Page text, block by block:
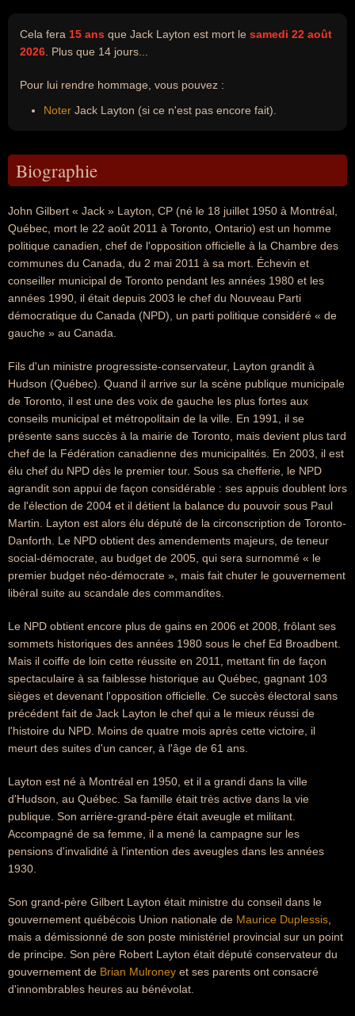
Cela fera 15 ans que Jack Layton est mort le samedi 22 août
2026 . Plus que 14 jours...
Pour lui rendre hommage, vous pouvez :
Noter Jack Layton (si ce n'est pas encore fait).
Biographie
John Gilbert « Jack » Layton, CP (né le 18 juillet 1950 à Montréal,
Québec, mort le 22 août 2011 à Toronto, Ontario) est un homme
politique canadien, chef de l'opposition officielle à la Chambre des
communes du Canada, du 2 mai 2011 à sa mort. Échevin et
conseiller municipal de Toronto pendant les années 1980 et les
années 1990, il était depuis 2003 le chef du Nouveau Parti
démocratique du Canada (NPD), un parti politique considéré « de
gauche » au Canada.
Fils d'un ministre progressiste-conservateur, Layton grandit à
Hudson (Québec). Quand il arrive sur la scène publique municipale
de Toronto, il est une des voix de gauche les plus fortes aux
conseils municipal et métropolitain de la ville. En 1991, il se
présente sans succès à la mairie de Toronto, mais devient plus tard
chef de la Fédération canadienne des municipalités. En 2003, il est
élu chef du NPD dès le premier tour. Sous sa chefferie, le NPD
agrandit son appui de façon considérable : ses appuis doublent lors
de l'élection de 2004 et il détient la balance du pouvoir sous Paul
Martin. Layton est alors élu député de la circonscription de Toronto-
Danforth. Le NPD obtient des amendements majeurs, de teneur
social-démocrate, au budget de 2005, qui sera surnommé « le
premier budget néo-démocrate », mais fait chuter le gouvernement
libéral suite au scandale des commandites.
Le NPD obtient encore plus de gains en 2006 et 2008, frôlant ses
sommets historiques des années 1980 sous le chef Ed Broadbent.
Mais il coiffe de loin cette réussite en 2011, mettant fin de façon
spectaculaire à sa faiblesse historique au Québec, gagnant 103
sièges et devenant l'opposition officielle. Ce succès électoral sans
précédent fait de Jack Layton le chef qui a le mieux réussi de
l'histoire du NPD. Moins de quatre mois après cette victoire, il
meurt des suites d'un cancer, à l'âge de 61 ans.
Layton est né à Montréal en 1950, et il a grandi dans la ville
d'Hudson, au Québec. Sa famille était très active dans la vie
publique. Son arrière-grand-père était aveugle et militant.
Accompagné de sa femme, il a mené la campagne sur les
pensions d'invalidité à l'intention des aveugles dans les années
1930.
Son grand-père Gilbert Layton était ministre du conseil dans le
gouvernement québécois Union nationale de Maurice Duplessis
mais a démissionné de son poste ministériel provincial sur un point
de principe. Son père Robert Layton était député conservateur du
gouvernement de Brian Mulroney et ses parents ont consacré
d'innombrables heures au bénévolat.